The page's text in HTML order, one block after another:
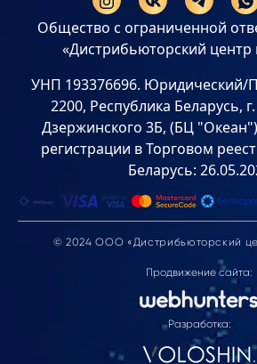
Общество с ограниченной
«Дистрибьюторский центр
УНП 193376696. Юридический/
2200, Республика Беларусь,
Дзержинского 3Б, (БЦ
регистрации в Торговом
Беларусь:
© 2024 ООО «Дистрибьюторский
Продвижение сайта:
Разработка: